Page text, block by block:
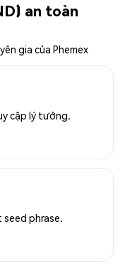
an toàn
gia của Phemex
cập lý tưởng.
phrase.